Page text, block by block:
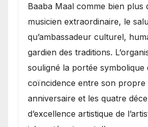
Baaba Maal comme bien plus
musicien extraordinaire, le
qu’ambassadeur culturel,
gardien des traditions.
souligné la portée symbolique
coïncidence entre son propre
anniversaire et les quatre
d’excellence artistique de